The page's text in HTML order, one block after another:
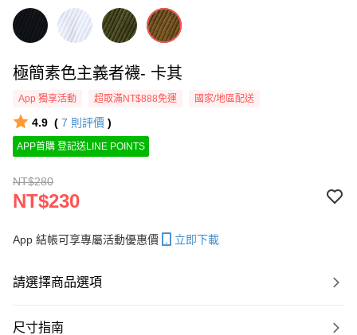
極簡素色主義者襪- 卡其
App 獨享活動 超取滿NT$888免運 國家/地區配送
4.9 ( 7 則評價 )
APP首購 登記送LINE POINTS
NT$280
NT$230
App 結帳可享專屬活動優惠價 立即下載
請選擇商品選項
尺寸指南